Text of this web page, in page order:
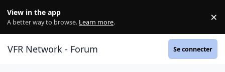
View in the app
A better way to browse. Learn more. ×
VFR Network - Forum Se connecter